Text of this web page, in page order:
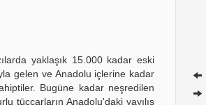
yaklaşık 15.000 kadar eski
gelen ve Anadolu içlerine kadar
Bugüne kadar neşredilen
tüccarların Anadolu'daki yayılış